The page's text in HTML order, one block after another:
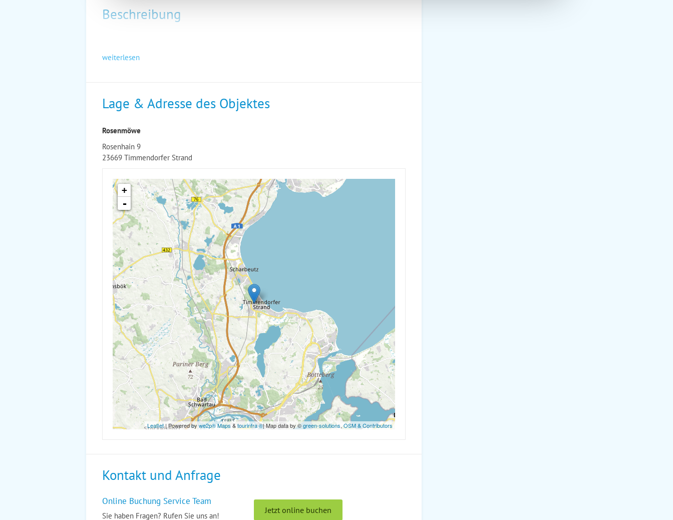
Beschreibung
weiterlesen
Lage & Adresse des Objektes
Rosenmöwe
Rosenhain 9
23669 Timmendorfer Strand
+
-
Leaflet| Powered bywe2p® Maps &tourinfra ®| Map data by ©green-solutions,OSM & Contributors
Kontakt und Anfrage
Online Buchung Service Team
Sie haben Fragen? Rufen Sie uns an!
Jetzt online buchen